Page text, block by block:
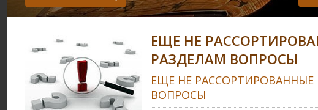
ЕЩЕ НЕ
РАЗДЕЛАМ ВОПРОСЫ
ЕЩЕ НЕ
ВОПРОСЫ